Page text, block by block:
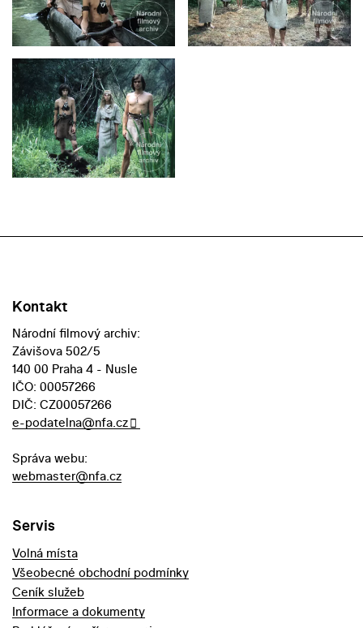
Kontakt
Národní filmový archiv:
Závišova 502/5
140 00 Praha 4 - Nusle
IČO: 00057266
DIČ: CZ00057266
e-podatelna@nfa.cz
Správa webu:
webmaster@nfa.cz
Servis
Volná místa
Všeobecné obchodní podmínky
Ceník služeb
Informace a dokumenty